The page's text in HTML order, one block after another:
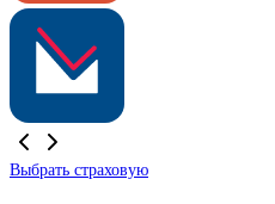
Выбрать страховую